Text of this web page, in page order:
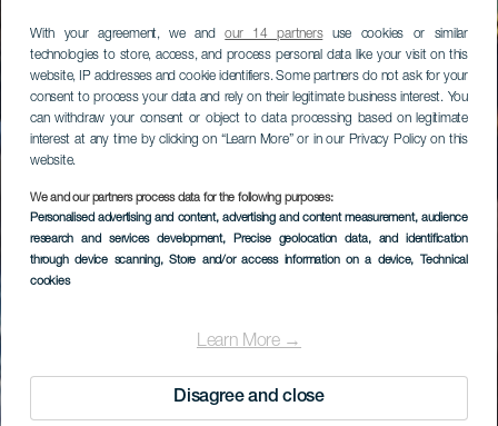
With your agreement, we andour 14 partnersuse cookies or similar
technologies to store, access, and process personal data like your visit on this
website, IP addresses and cookie identifiers. Some partners do not ask for your
consent to process your data and rely on their legitimate business interest. You
can withdraw your consent or object to data processing based on legitimate
interest at any time by clicking on “Learn More” or in our Privacy Policy on this
website.
We and our partners process data for the following purposes:
Personalised advertising and content, advertising and content measurement, audience
research and services development, Precise geolocation data, and identification
through device scanning, Store and/or access information on a device, Technical
cookies
Learn More →
Disagree and close